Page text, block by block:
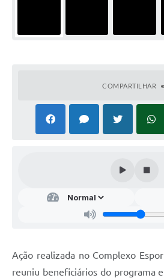
COMPARTILHAR
Ação realizada no Complexo
reuniu beneficiários do programa